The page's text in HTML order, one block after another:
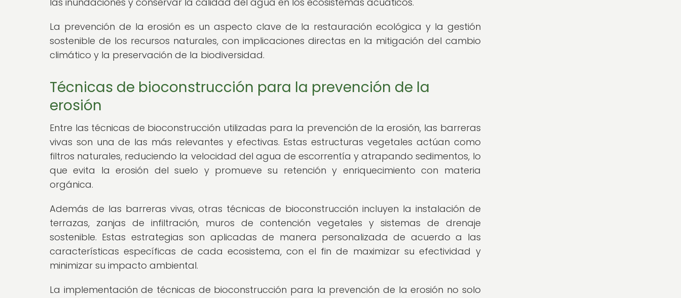
La prevención de la erosión es un aspecto clave de la restauración ecológica y la gestión
sostenible de los recursos naturales, con implicaciones directas en la mitigación del cambio
climático y la preservación de la biodiversidad.
Técnicas de bioconstrucción para la prevención de la
erosión
Entre las técnicas de bioconstrucción utilizadas para la prevención de la erosión, las barreras
vivas son una de las más relevantes y efectivas. Estas estructuras vegetales actúan como
filtros naturales, reduciendo la velocidad del agua de escorrentía y atrapando sedimentos, lo
que evita la erosión del suelo y promueve su retención y enriquecimiento con materia
orgánica.
Además de las barreras vivas, otras técnicas de bioconstrucción incluyen la instalación de
terrazas, zanjas de infiltración, muros de contención vegetales y sistemas de drenaje
sostenible. Estas estrategias son aplicadas de manera personalizada de acuerdo a las
características específicas de cada ecosistema, con el fin de maximizar su efectividad y
minimizar su impacto ambiental.
La implementación de técnicas de bioconstrucción para la prevención de la erosión no solo